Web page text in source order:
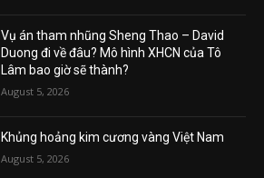
Vụ án tham nhũng Sheng Thao – David
Duong đi về đâu? Mô hình XHCN của Tô
Lâm bao giờ sẽ thành?
August 5, 2026
Khủng hoảng kim cương vàng Việt Nam
August 5, 2026